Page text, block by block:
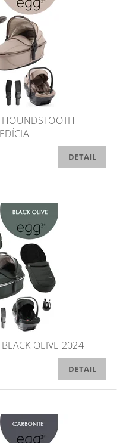
HOUNDSTOOTH
DETAIL
OLIVE 2024
DETAIL